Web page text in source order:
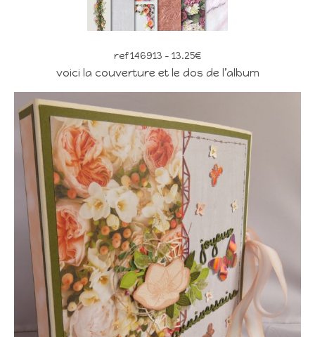
ref 146913 – 13.25€
voici la couverture et le dos de l’album